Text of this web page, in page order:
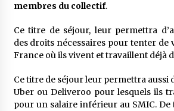
membres du collectif.
Ce titre de séjour, leur permettra
des droits nécessaires pour tenter
France où ils vivent et travaillent déjà
Ce titre de séjour leur permettra aussi
Uber ou Deliveroo pour lesquels ils
pour un salaire inférieur au SMIC.